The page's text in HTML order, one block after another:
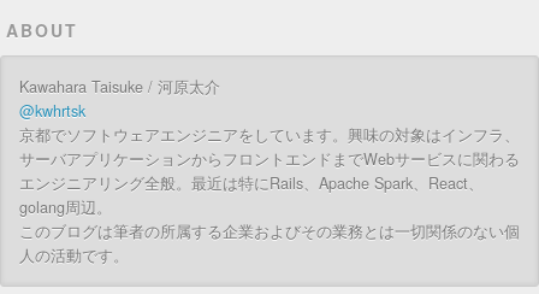
ABOUT
Kawahara Taisuke / 河原太介
@kwhrtsk
京都でソフトウェアエンジニアをしています。興味の対象はインフラ、
サーバアプリケーションからフロントエンドまでWebサービスに関わる
エンジニアリング全般。最近は特にRails、Apache Spark、React、
golang周辺。
このブログは筆者の所属する企業およびその業務とは一切関係のない個
人の活動です。